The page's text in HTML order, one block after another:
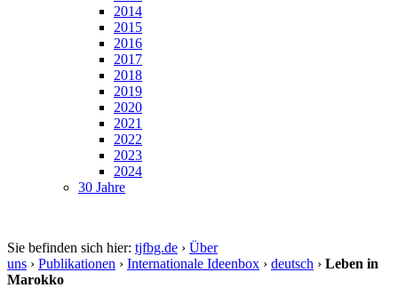
2014
2015
2016
2017
2018
2019
2020
2021
2022
2023
2024
30 Jahre
Sie befinden sich hier: tjfbg.de › Über
uns › Publikationen › Internationale Ideenbox › deutsch › Leben in
Marokko